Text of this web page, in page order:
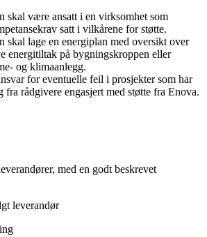
skal være ansatt i en virksomhet som
satt i vilkårene for støtte.
skal lage en energiplan med oversikt over
energitiltak på bygningskroppen eller
og klimaanlegg.
for eventuelle feil i prosjekter som har
fra rådgivere engasjert med støtte fra Enova.
med en godt beskrevet
leverandør